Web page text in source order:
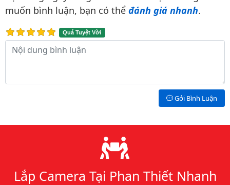
muốn bình luận, bạn có thể đánh giá nhanh.
Quá Tuyệt Vời
Nội dung bình luận
Gởi Bình Luận
Lý do chọn chúng tôi
Lắp Camera Tại Phan Thiết Nhanh